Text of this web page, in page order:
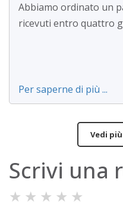
Abbiamo ordinato un
ricevuti entro quattro
Per saperne di più ...
Vedi
Scrivi una
★ ★ ★ ★ ★